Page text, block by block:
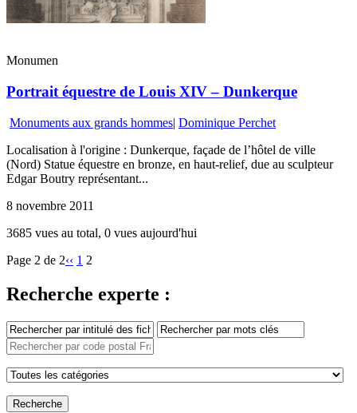
Monumen
Portrait équestre de Louis XIV – Dunkerque
Monuments aux grands hommes| Dominique Perchet
Localisation à l'origine : Dunkerque, façade de l’hôtel de ville
(Nord) Statue équestre en bronze, en haut-relief, due au sculpteur
Edgar Boutry représentant...
8 novembre 2011
3685 vues au total, 0 vues aujourd'hui
Page 2 de 2‹‹ 1 2
Recherche experte :